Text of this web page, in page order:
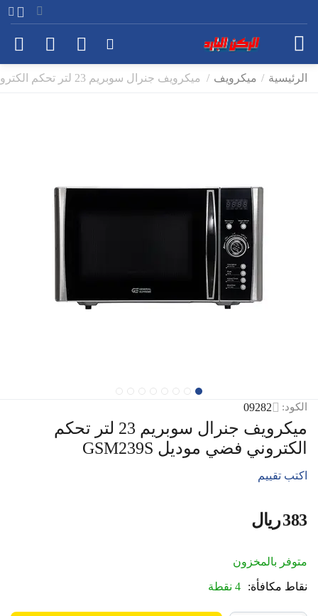
الرئيسية / ميكرويف / ميكرويف جنرال سوبريم 23 لتر تحكم الكتروني فضي موديل GSM239S
الكود: 09282
ميكرويف جنرال سوبريم 23 لتر تحكم
الكتروني فضي موديل GSM239S
اكتب تقييم
ريال‎ ‍383‍
متوفر بالمخزون
نقاط مكافأة: 4 نقطة